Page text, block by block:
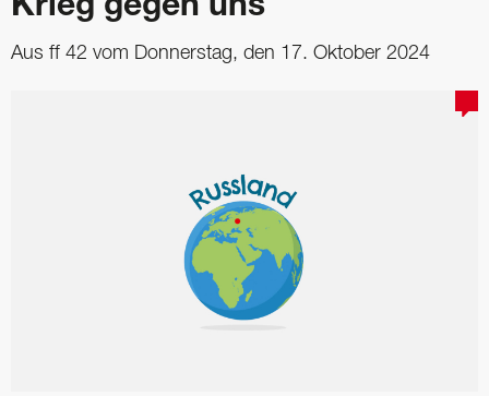
Krieg gegen uns
Aus ff 42 vom Donnerstag, den 17. Oktober 2024